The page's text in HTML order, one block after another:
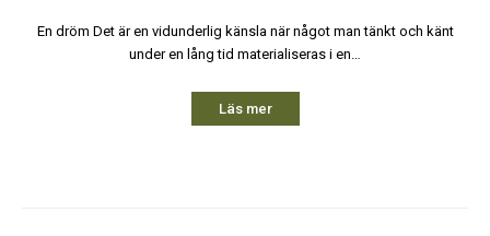
En dröm Det är en vidunderlig känsla när något man tänkt och känt
under en lång tid materialiseras i en…
Läs mer